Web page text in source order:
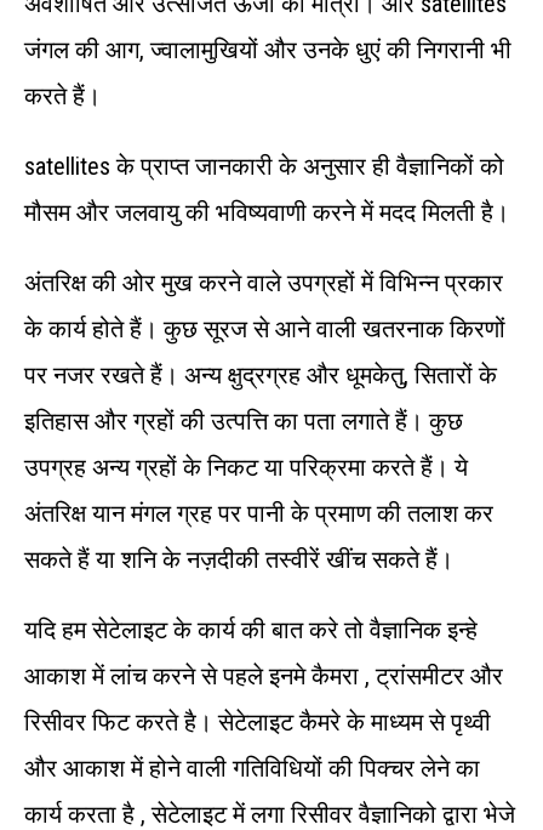
जंगल की आग, ज्वालामुखियों और उनके धुएं की निगरानी भी
करते हैं।
satellites के प्राप्त जानकारी के अनुसार ही वैज्ञानिकों को
मौसम और जलवायु की भविष्यवाणी करने में मदद मिलती है।
अंतरिक्ष की ओर मुख करने वाले उपग्रहों में विभिन्न प्रकार
के कार्य होते हैं। कुछ सूरज से आने वाली खतरनाक किरणों
पर नजर रखते हैं। अन्य क्षुद्रग्रह और धूमकेतु, सितारों के
इतिहास और ग्रहों की उत्पत्ति का पता लगाते हैं। कुछ
उपग्रह अन्य ग्रहों के निकट या परिक्रमा करते हैं। ये
अंतरिक्ष यान मंगल ग्रह पर पानी के प्रमाण की तलाश कर
सकते हैं या शनि के नज़दीकी तस्वीरें खींच सकते हैं।
यदि हम सेटेलाइट के कार्य की बात करे तो वैज्ञानिक इन्हे
आकाश में लांच करने से पहले इनमे कैमरा , ट्रांसमीटर और
रिसीवर फिट करते है। सेटेलाइट कैमरे के माध्यम से पृथ्वी
और आकाश में होने वाली गतिविधियों की पिक्चर लेने का
कार्य करता है , सेटेलाइट में लगा रिसीवर वैज्ञानिको द्वारा भेजे